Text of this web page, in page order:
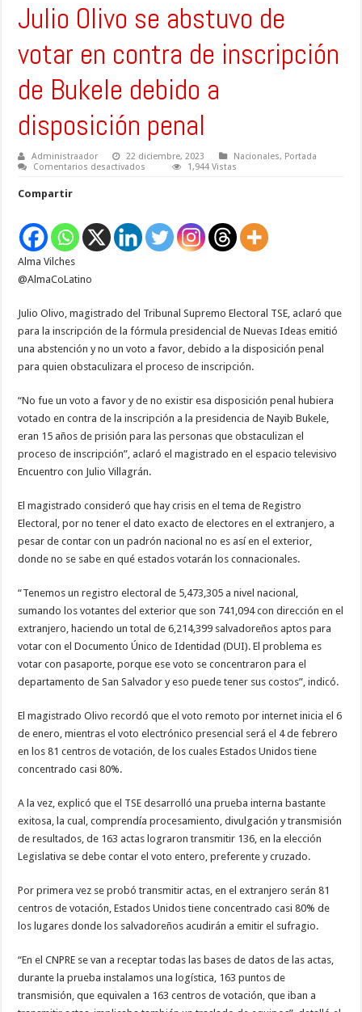
Julio Olivo se abstuvo de
votar en contra de inscripción
de Bukele debido a
disposición penal
Administraador 22 diciembre, 2023 Nacionales, Portada
Comentarios desactivados
votar
en
contra
a
penal
1,944 Vistas
Compartir
Alma Vilches
@AlmaCoLatino
Julio Olivo, magistrado del Tribunal Supremo Electoral TSE, aclaró que
para la inscripción de la fórmula presidencial de Nuevas Ideas emitió
una abstención y no un voto a favor, debido a la disposición penal
para quien obstaculizara el proceso de inscripción.
“No fue un voto a favor y de no existir esa disposición penal hubiera
votado en contra de la inscripción a la presidencia de Nayib Bukele,
eran 15 años de prisión para las personas que obstaculizan el
proceso de inscripción”, aclaró el magistrado en el espacio televisivo
Encuentro con Julio Villagrán.
El magistrado consideró que hay crisis en el tema de Registro
Electoral, por no tener el dato exacto de electores en el extranjero, a
pesar de contar con un padrón nacional no es así en el exterior,
donde no se sabe en qué estados votarán los connacionales.
“Tenemos un registro electoral de 5,473,305 a nivel nacional,
sumando los votantes del exterior que son 741,094 con dirección en el
extranjero, haciendo un total de 6,214,399 salvadoreños aptos para
votar con el Documento Único de Identidad (DUI). El problema es
votar con pasaporte, porque ese voto se concentraron para el
departamento de San Salvador y eso puede tener sus costos”, indicó.
El magistrado Olivo recordó que el voto remoto por internet inicia el 6
de enero, mientras el voto electrónico presencial será el 4 de febrero
en los 81 centros de votación, de los cuales Estados Unidos tiene
concentrado casi 80%.
A la vez, explicó que el TSE desarrolló una prueba interna bastante
exitosa, la cual, comprendía procesamiento, divulgación y transmisión
de resultados, de 163 actas lograron transmitir 136, en la elección
Legislativa se debe contar el voto entero, preferente y cruzado.
Por primera vez se probó transmitir actas, en el extranjero serán 81
centros de votación, Estados Unidos tiene concentrado casi 80% de
los lugares donde los salvadoreños acudirán a emitir el sufragio.
“En el CNPRE se van a receptar todas las bases de datos de las actas,
durante la prueba instalamos una logística, 163 puntos de
transmisión, que equivalen a 163 centros de votación, que iban a